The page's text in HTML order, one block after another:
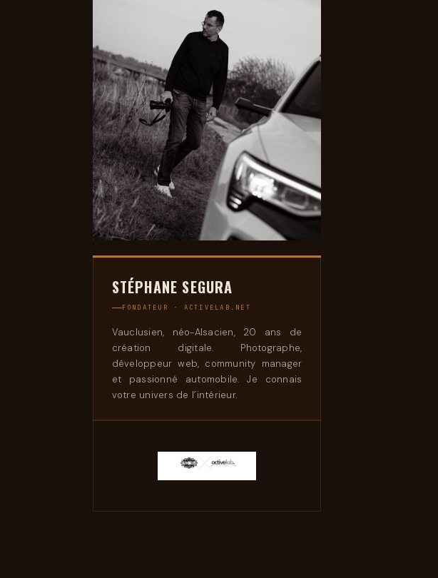
STÉPHANE SEGURA
FONDATEUR · ACTIVELAB.NET
Vauclusien, néo-Alsacien, 20 ans de
création digitale. Photographe,
développeur web, community manager
et passionné automobile. Je connais
votre univers de l’intérieur.